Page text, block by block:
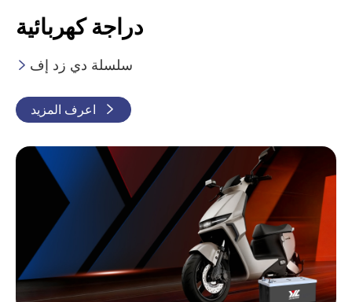
دراجة كهربائية
 سلسلة دي زد إف
